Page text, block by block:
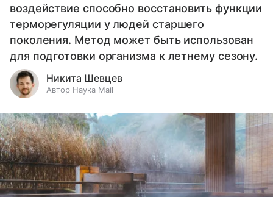
воздействие способно восстановить функции
терморегуляции у людей старшего
поколения. Метод может быть использован
для подготовки организма к летнему сезону.
Никита Шевцев
Автор Наука Mail